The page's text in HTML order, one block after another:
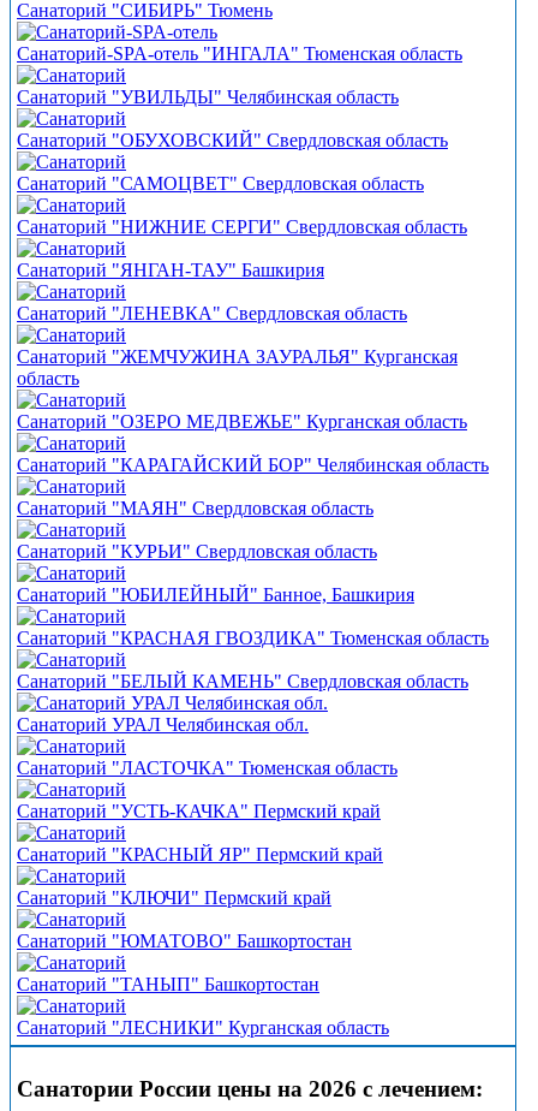
Санаторий "СИБИРЬ" Тюмень
Санаторий-SPA-отель "ИНГАЛА" Тюменская область
Санаторий "УВИЛЬДЫ" Челябинская область
Санаторий "ОБУХОВСКИЙ" Свердловская область
Санаторий "САМОЦВЕТ" Свердловская область
Санаторий "НИЖНИЕ СЕРГИ" Свердловская область
Санаторий "ЯНГАН-ТАУ" Башкирия
Санаторий "ЛЕНЕВКА" Свердловская область
Санаторий "ЖЕМЧУЖИНА ЗАУРАЛЬЯ" Курганская
область
Санаторий "ОЗЕРО МЕДВЕЖЬЕ" Курганская область
Санаторий "КАРАГАЙСКИЙ БОР" Челябинская область
Санаторий "МАЯН" Свердловская область
Санаторий "КУРЬИ" Свердловская область
Санаторий "ЮБИЛЕЙНЫЙ" Банное, Башкирия
Санаторий "КРАСНАЯ ГВОЗДИКА" Тюменская область
Санаторий "БЕЛЫЙ КАМЕНЬ" Свердловская область
Санаторий УРАЛ Челябинская обл.
Санаторий "ЛАСТОЧКА" Тюменская область
Санаторий "УСТЬ-КАЧКА" Пермский край
Санаторий "КРАСНЫЙ ЯР" Пермский край
Санаторий "КЛЮЧИ" Пермский край
Санаторий "ЮМАТОВО" Башкортостан
Санаторий "ТАНЫП" Башкортостан
Санаторий "ЛЕСНИКИ" Курганская область
Санатории России цены на 2026 с лечением: